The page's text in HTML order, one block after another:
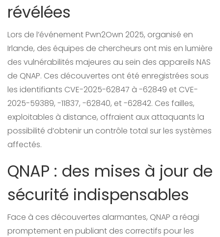
révélées
Lors de l’événement Pwn2Own 2025, organisé en
Irlande, des équipes de chercheurs ont mis en lumière
des vulnérabilités majeures au sein des appareils NAS
de QNAP. Ces découvertes ont été enregistrées sous
les identifiants CVE-2025-62847 à -62849 et CVE-
2025-59389, -11837, -62840, et -62842. Ces failles,
exploitables à distance, offraient aux attaquants la
possibilité d’obtenir un contrôle total sur les systèmes
affectés.
QNAP : des mises à jour de
sécurité indispensables
Face à ces découvertes alarmantes, QNAP a réagi
promptement en publiant des correctifs pour les